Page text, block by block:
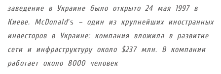
заведение в Украине было открыто 24 мая 1997 в
Киеве. McDonald’s – один из крупнейших иностранных
инвесторов в Украине: компания вложила в развитие
сети и инфраструктуру около $237 млн. В компании
работает около 8000 человек